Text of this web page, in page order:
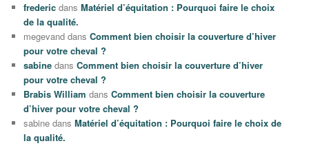
frederic dansMatériel d’équitation : Pourquoi faire le choix
de la qualité.
megevand dansComment bien choisir la couverture d’hiver
pour votre cheval ?
sabine dansComment bien choisir la couverture d’hiver
pour votre cheval ?
Brabis William dansComment bien choisir la couverture
d’hiver pour votre cheval ?
sabine dansMatériel d’équitation : Pourquoi faire le choix de
la qualité.